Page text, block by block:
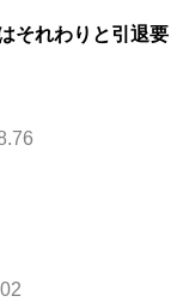
それわりと引退要